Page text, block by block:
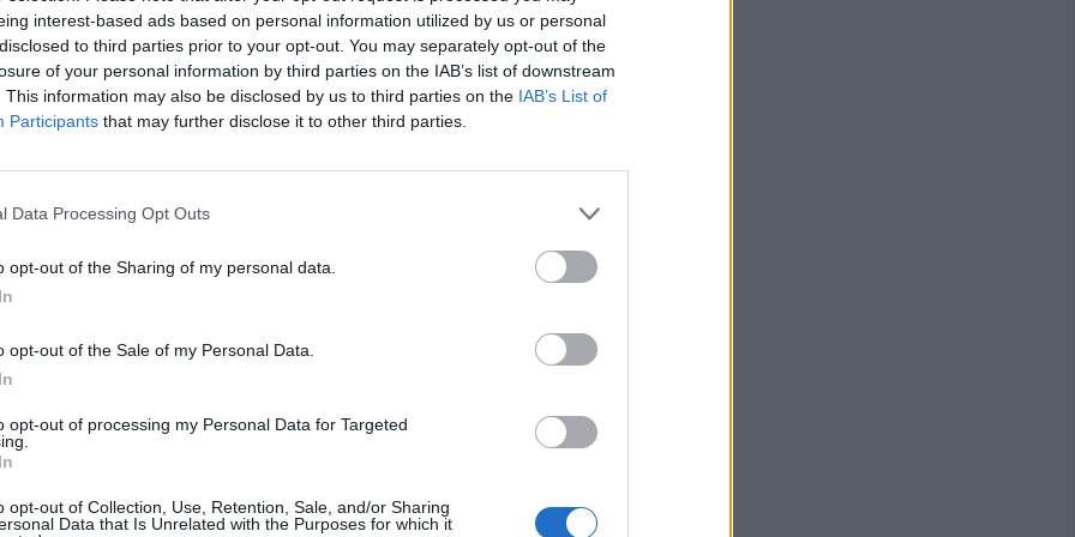
interest-based ads based on personal information utilized by us or personal
to third parties prior to your opt-out. You may separately opt-out of the
of your personal information by third parties on the IAB’s list of downstream
This information may also be disclosed by us to third parties on the IAB’s List of
Participants that may further disclose it to other third parties.
Data Processing Opt Outs
opt-out of the Sharing of my personal data.
opt-out of the Sale of my Personal Data.
opt-out of processing my Personal Data for Targeted
opt-out of Collection, Use, Retention, Sale, and/or Sharing
Data that Is Unrelated with the Purposes for which it
τραγούδησαν στον
Βασίλη Τσιάκο
το πρωί της Τετάρτης το Δημαρχείο
τραγούδησαν τα κάλαντα της
και προστασία του
και μέτρων
Τροχαίο στην Αγιά: Μοτοσικλέτα
συγκρούστηκε με νταλίκα – Στο
νοσοκομείο ο οδηγός
6 Αυγούστου 2026, 19:15
άνδρες για τον θάνατο 72χρονου
Την Παρασκευή 7 Αυγούστου η
Πυρκαγιά σε γεωργική έκταση
υπό μερικό έλεγχο το βράδυ της
Πέμπτης (+Βίντεο)
Δημόσιες Σ.Α.Ε.Κ.: 860 τμήματα